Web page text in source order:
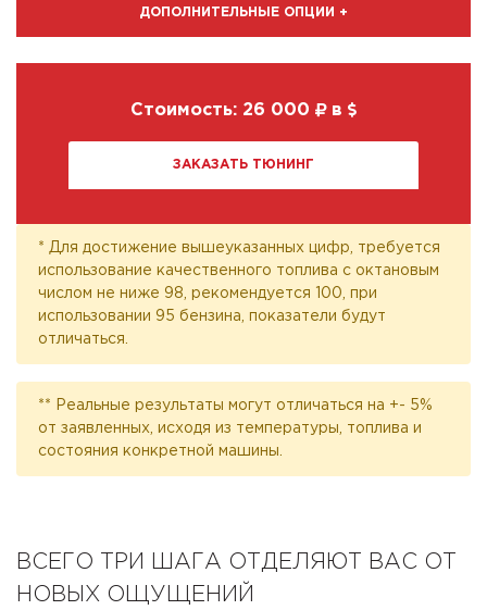
ДОПОЛНИТЕЛЬНЫЕ ОПЦИИ +
Стоимость: 26 000 в
ЗАКАЗАТЬ ТЮНИНГ
* Для достижение вышеуказанных цифр, требуется
использование качественного топлива с октановым
числом не ниже 98, рекомендуется 100, при
использовании 95 бензина, показатели будут
отличаться.
** Реальные результаты могут отличаться на +- 5%
от заявленных, исходя из температуры, топлива и
состояния конкретной машины.
ВСЕГО ТРИ ШАГА ОТДЕЛЯЮТ ВАС ОТ
НОВЫХ ОЩУЩЕНИЙ